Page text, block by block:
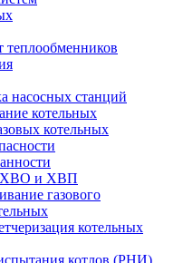
насосных станций
котельных
котельных
ХВО и ХВП
газового
котельных
котлов (РНИ)